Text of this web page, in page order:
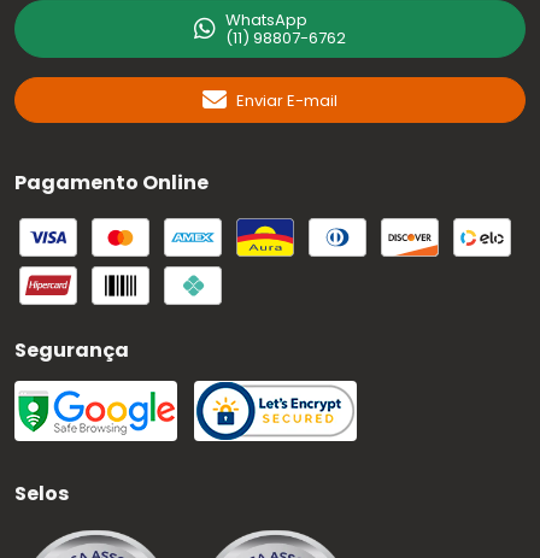
WhatsApp
(11) 98807-6762
Enviar E-mail
Pagamento Online
Segurança
Selos